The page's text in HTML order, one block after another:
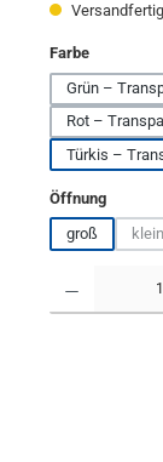
Farbeauswählen
Grün –
Rot –
Türkis –
Öffnung
groß
klein